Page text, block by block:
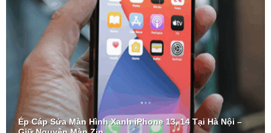
Ép Cáp Sửa Màn Hình Xanh iPhone 13, 14 Tại Hà Nội –